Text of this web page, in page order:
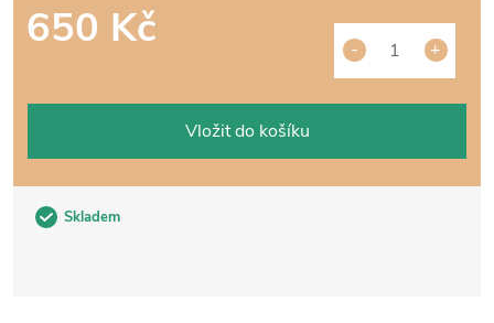
Skladem
650 Kč
Vložit do košíku